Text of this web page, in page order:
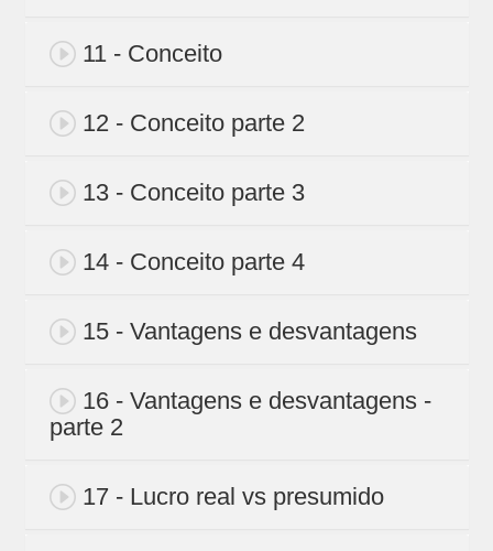
11 - Conceito
12 - Conceito parte 2
13 - Conceito parte 3
14 - Conceito parte 4
15 - Vantagens e desvantagens
16 - Vantagens e desvantagens -
parte 2
17 - Lucro real vs presumido